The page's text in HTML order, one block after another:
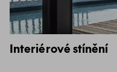
Interiérové stínění